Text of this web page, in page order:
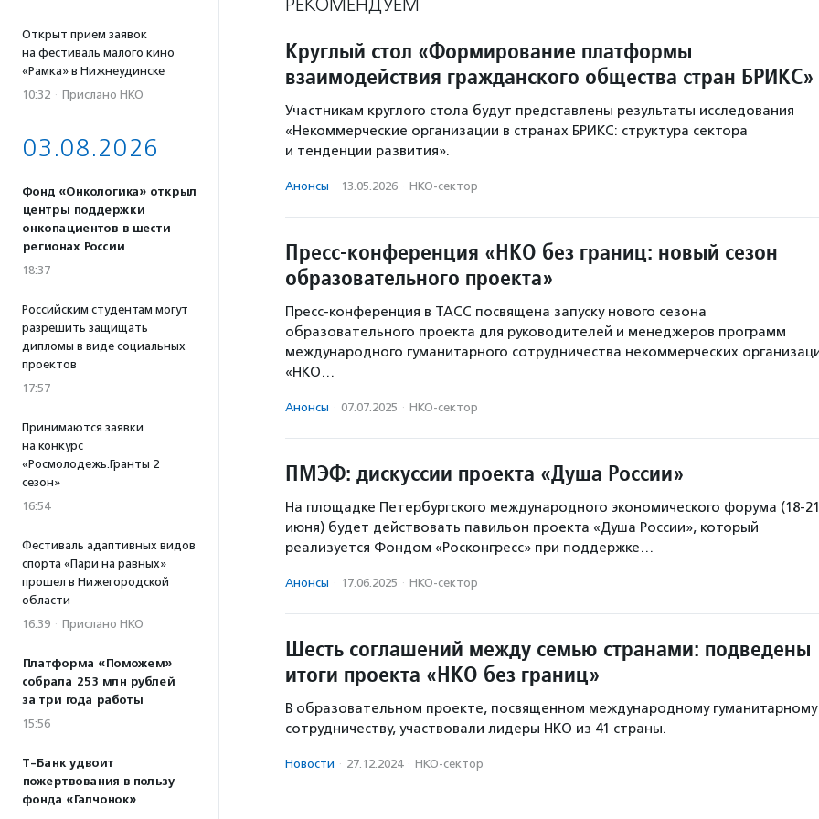
Открыт прием заявок
на фестиваль малого кино
«Рамка» в Нижнеудинске
10:32 · Прислано НКО
03.08.2026
Фонд «Онкологика» открыл
центры поддержки
онкопациентов в шести
регионах России
18:37
Российским студентам могут
разрешить защищать
дипломы в виде социальных
проектов
17:57
Принимаются заявки
на конкурс
«Росмолодежь.Гранты 2
сезон»
16:54
Фестиваль адаптивных видов
спорта «Пари на равных»
прошел в Нижегородской
области
16:39 · Прислано НКО
Платформа «Поможем»
собрала 253 млн рублей
за три года работы
15:56
Т-Банк удвоит
пожертвования в пользу
фонда «Галчонок»
Круглый стол «Формирование платформы
взаимодействия гражданского общества стран БРИКС»
Участникам круглого стола будут представлены результаты исследования
«Некоммерческие организации в странах БРИКС: структура сектора
и тенденции развития».
Анонсы · 13.05.2026 · НКО-сектор
Пресс-конференция «НКО без границ: новый сезон
образовательного проекта»
Пресс-конференция в ТАСС посвящена запуску нового сезона
образовательного проекта для руководителей и менеджеров программ
международного гуманитарного сотрудничества некоммерческих
«НКО…
Анонсы · 07.07.2025 · НКО-сектор
ПМЭФ: дискуссии проекта ​«Душа России»
На площадке Петербургского международного экономического форума (18-21
июня) будет действовать павильон проекта ​«Душа России», который
реализуется Фондом «Росконгресс» при поддержке…
Анонсы · 17.06.2025 · НКО-сектор
Шесть соглашений между семью странами: подведены
итоги проекта «НКО без границ»
В образовательном проекте, посвященном международному гуманитарному
сотрудничеству, участвовали лидеры НКО из 41 страны.
Новости · 27.12.2024 · НКО-сектор